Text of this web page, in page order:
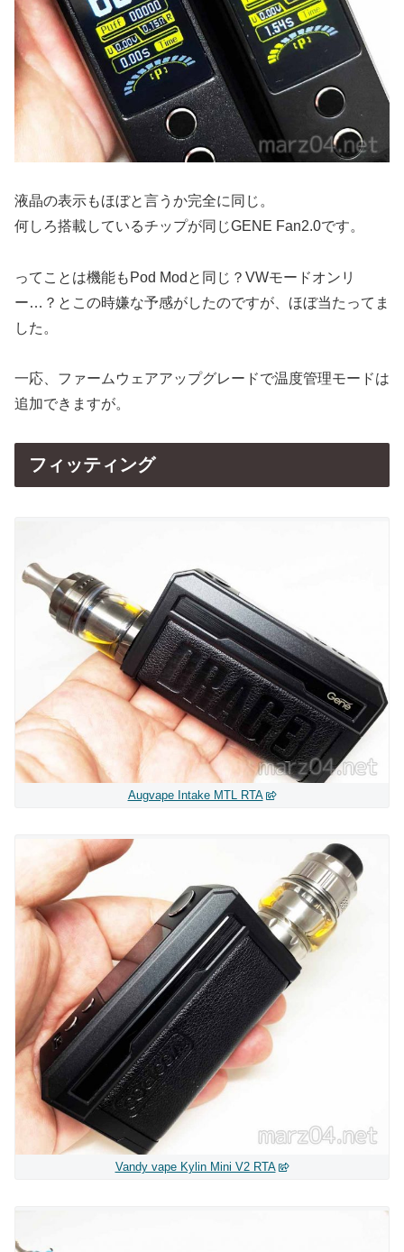
液晶の表示もほぼと言うか完全に同じ。
何しろ搭載しているチップが同じGENE Fan2.0です。
ってことは機能もPod Modと同じ？VWモードオンリ
ー…？とこの時嫌な予感がしたのですが、ほぼ当たってま
した。
一応、ファームウェアアップグレードで温度管理モードは
追加できますが。
フィッティング
Augvape Intake MTL RTA
Vandy vape Kylin Mini V2 RTA